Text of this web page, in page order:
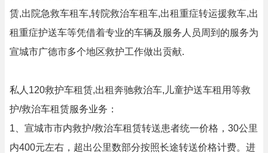
赁,出院急救车租车,转院救治车租车,出租重症转运援救车,出
租重症护送车等凭借着专业的车辆及服务人员周到的服务为
宣城市广德市多个地区救护工作做出贡献.
私人120救护车租赁,出租奔驰救治车,儿童护送车租用等救
护/救治车租赁服务业务：
1、宣城市市内救护/救治车租赁转送患者统一价格，30公里
内400元左右，超出公里数部分按照长途转送价格计费。进